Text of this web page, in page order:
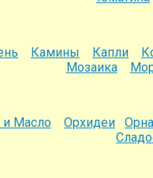
Камины Капли
Мозаика
Масло Орхидеи